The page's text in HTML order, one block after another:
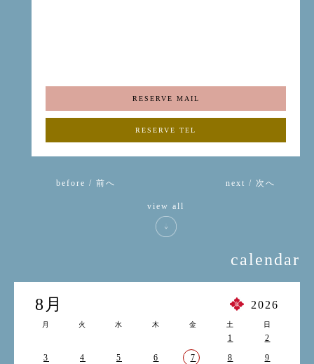
RESERVE MAIL
RESERVE TEL
before / 前へ next / 次へ
view all
calendar
8月 2026
月 火 水 木 金 土 日
1
2
3
4 5 6 7 8 9